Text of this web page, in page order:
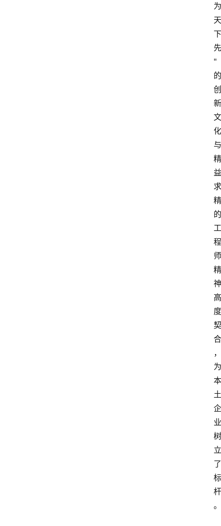
为
天
下
先
"
的
创
新
文
化
与
精
益
求
精
的
工
程
师
精
神
高
度
契
合
，
为
本
土
企
业
树
立
了
标
杆
。